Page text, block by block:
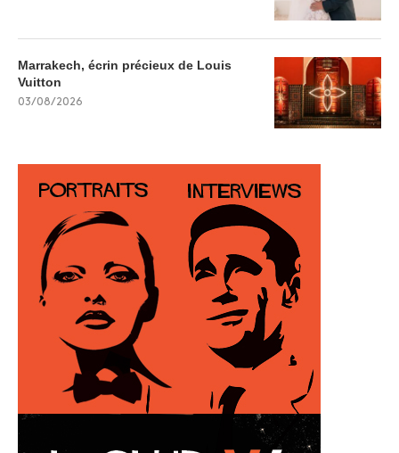
Marrakech, écrin précieux de Louis
Vuitton
03/08/2026